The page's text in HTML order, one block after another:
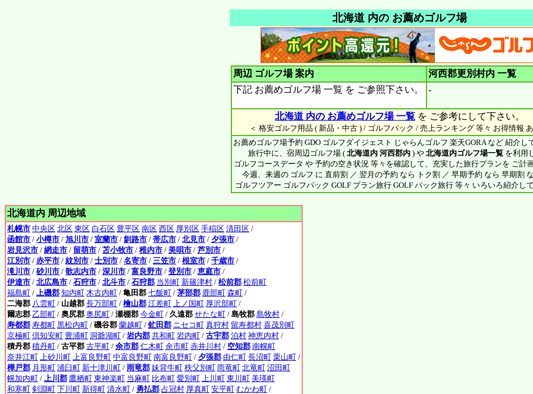
北海道 内の お薦めゴルフ場
周辺 ゴルフ場 案内 河西郡更別村内 一覧
下記 お薦めゴルフ場 一覧 を ご参照下さい。
-
北海道 内の お薦めゴルフ場 一覧 を ご参考にして下さい。
＜ 格安ゴルフ用品 ( 新品・中古 ) / ゴルフパック / 売上ランキング 等々 お得情報
お薦めゴルフ場予約 GDO ゴルフダイジェスト じゃらんゴルフ 楽天GORA など 紹介し
旅行中に、宿周辺ゴルフ場 ( 北海道内 河西郡内 ) や 北海道内ゴルフ場一覧 を利用
ゴルフコースデータ や 予約の空き状況 等々を確認して、充実した旅行プランを ご計
今週、来週の ゴルフ に 直前割 ／ 翌月の予約 なら トク割 ／ 早期予約 なら 早期割
ゴルフツアー ゴルフパック GOLF プラン旅行 GOLF パック旅行 等々 いろいろ紹介し
北海道内 周辺地域
札幌市 中央区 北区 東区 白石区 豊平区 南区 西区 厚別区 手稲区 清田区 /
函館市 / 小樽市 / 旭川市 / 室蘭市 / 釧路市 / 帯広市 / 北見市 / 夕張市 /
岩見沢市 / 網走市 / 留萌市 / 苫小牧市 / 稚内市 / 美唄市 / 芦別市 /
江別市 / 赤平市 / 紋別市 / 士別市 / 名寄市 / 三笠市 / 根室市 / 千歳市 /
滝川市 / 砂川市 / 歌志内市 / 深川市 / 富良野市 / 登別市 / 恵庭市 /
伊達市 / 北広島市 / 石狩市 / 北斗市 / 石狩郡 当別町 新篠津村 / 松前郡 松前町
福島町 / 上磯郡 知内町 木古内町 / 亀田郡 七飯町 / 茅部郡 鹿部町 森町 /
二海郡 八雲町 / 山越郡 長万部町 / 檜山郡 江差町 上ノ国町 厚沢部町 /
爾志郡 乙部町 / 奥尻郡 奥尻町 / 瀬棚郡 今金町 / 久遠郡 せたな町 / 島牧郡 島牧村 /
寿都郡 寿都町 黒松内町 / 磯谷郡 蘭越町 / 虻田郡 ニセコ町 真狩村 留寿都村 喜茂別町
京極町 倶知安町 豊浦町 洞爺湖町 / 岩内郡 共和町 岩内町 / 古宇郡 泊村 神恵内村 /
積丹郡 積丹町 / 古平郡 古平町 / 余市郡 仁木町 余市町 赤井川村 / 空知郡 南幌町
奈井江町 上砂川町 上富良野町 中富良野町 南富良野町 / 夕張郡 由仁町 長沼町 栗山町 /
樺戸郡 月形町 浦臼町 新十津川町 / 雨竜郡 妹背牛町 秩父別町 雨竜町 北竜町 沼田町
幌加内町 / 上川郡 鷹栖町 東神楽町 当麻町 比布町 愛別町 上川町 東川町 美瑛町
和寒町 剣淵町 下川町 新得町 清水町 / 勇払郡 占冠村 厚真町 安平町 むかわ町 /